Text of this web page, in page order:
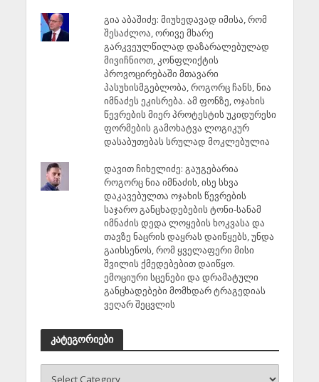
გია აბაშიძე: მიუხედავად იმისა, რომ
შესაძლოა, ორივე მხარე
გარკვეულწილად დაზარალებულად
მივიჩნიოთ, კონფლიქტის
პროვოცირებაში მთავარი
პასუხისმგებლობა, როგორც ჩანს, ნია
იმნაძეს ეკისრება. ამ ფონზე, ოჯახის
წევრების მიერ პროტესტის უკიდურესი
ფორმების გამოხატვა ლოგიკურ
დასაბუთებას სრულად მოკლებულია
დავით ჩიხელიძე: გაუგებარია
როგორც ნია იმნაძის, ისე სხვა
დაკავებულთა ოჯახის წევრების
საჯარო განცხადებების ტონი-სანამ
იმნაძის დედა ლოყების ხოკვასა და
თავზე ნაცრის დაყრას დაიწყებს, უნდა
გაიხსენოს, რომ ყველაფერი მისი
შვილის ქმედებებით დაიწყო.
ემოციური სცენები და დრამატული
განცხადებები მომხდარ ტრაგედიას
ვეღარ შეცვლის
კატეგორიები